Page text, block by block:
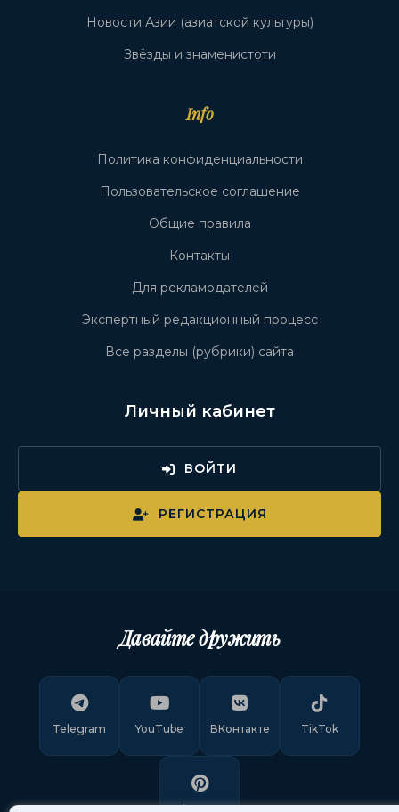
Новости Азии (азиатской культуры)
Звёзды и знаменистоти
Info
Политика конфиденциальности
Пользовательское соглашение
Общие правила
Контакты
Для рекламодателей
Экспертный редакционный процесс
Все разделы (рубрики) сайта
Личный кабинет
ВОЙТИ
РЕГИСТРАЦИЯ
Давайте дружить
Telegram YouTube ВКонтакте TikTok
Pinterest